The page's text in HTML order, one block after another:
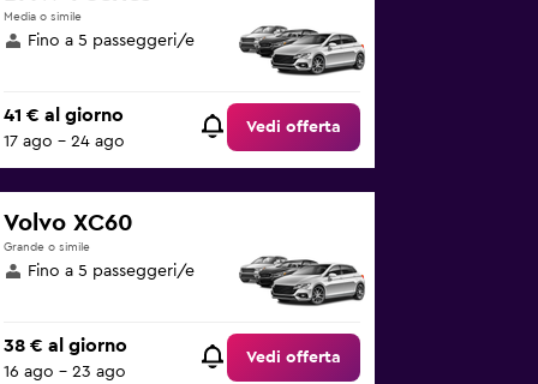
Media o simile
Fino a 5 passeggeri/e
41 € al giorno
17 ago - 24 ago
Vedi offerta
Volvo XC60
Grande o simile
Fino a 5 passeggeri/e
38 € al giorno
16 ago - 23 ago
Vedi offerta